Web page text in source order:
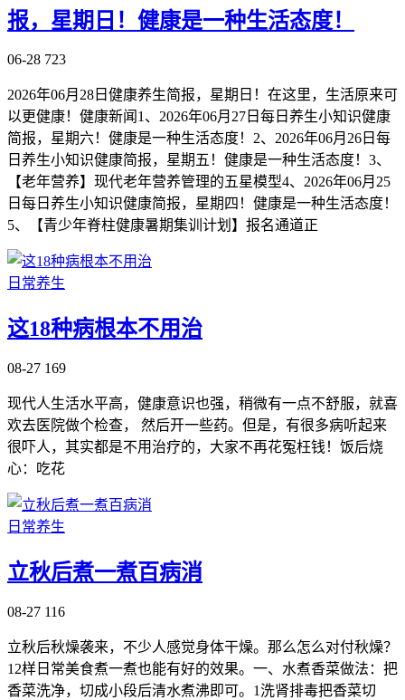
报，星期日！健康是一种生活态度！
06-28 723
2026年06月28日健康养生简报，星期日！在这里，生活原来可
以更健康！健康新闻1、2026年06月27日每日养生小知识健康
简报，星期六！健康是一种生活态度！2、2026年06月26日每
日养生小知识健康简报，星期五！健康是一种生活态度！3、
【老年营养】现代老年营养管理的五星模型4、2026年06月25
日每日养生小知识健康简报，星期四！健康是一种生活态度！
5、【青少年脊柱健康暑期集训计划】报名通道正
日常养生
这18种病根本不用治
08-27 169
现代人生活水平高，健康意识也强，稍微有一点不舒服，就喜
欢去医院做个检查， 然后开一些药。但是，有很多病听起来
很吓人，其实都是不用治疗的，大家不再花冤枉钱！饭后烧
心：吃花
日常养生
立秋后煮一煮百病消
08-27 116
立秋后秋燥袭来，不少人感觉身体干燥。那么怎么对付秋燥？
12样日常美食煮一煮也能有好的效果。一、水煮香菜做法：把
香菜洗净，切成小段后清水煮沸即可。1洗肾排毒把香菜切